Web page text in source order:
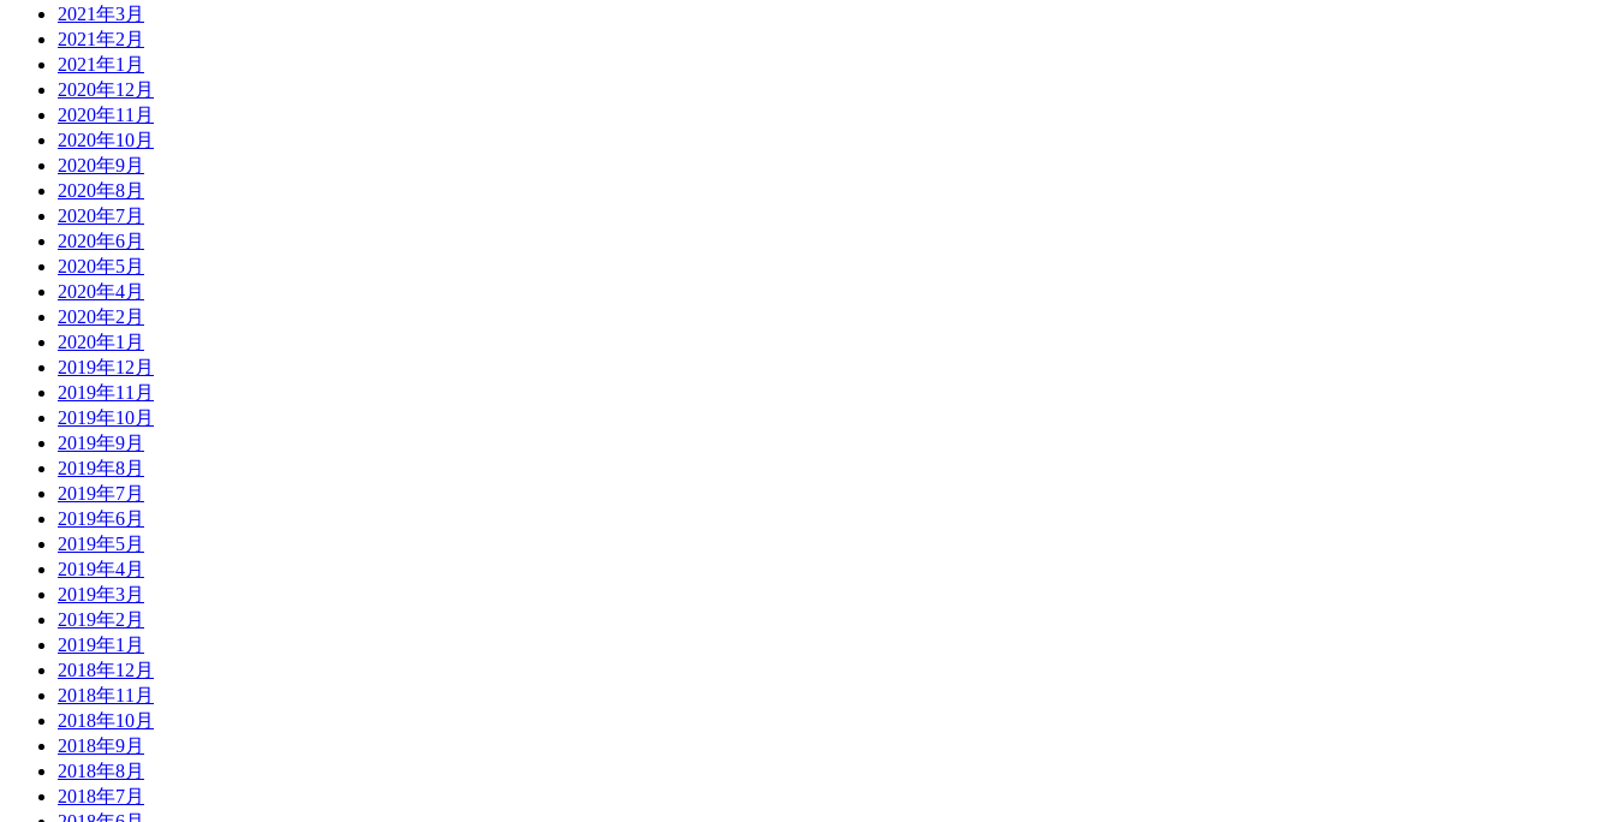
2021年3月
2021年2月
2021年1月
2020年12月
2020年11月
2020年10月
2020年9月
2020年8月
2020年7月
2020年6月
2020年5月
2020年4月
2020年2月
2020年1月
2019年12月
2019年11月
2019年10月
2019年9月
2019年8月
2019年7月
2019年6月
2019年5月
2019年4月
2019年3月
2019年2月
2019年1月
2018年12月
2018年11月
2018年10月
2018年9月
2018年8月
2018年7月